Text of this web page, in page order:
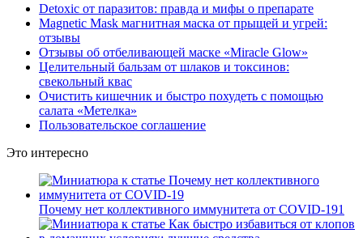
Detoxic от паразитов: правда и мифы о препарате
Magnetic Mask магнитная маска от прыщей и угрей:
отзывы
Отзывы об отбеливающей маске «Miracle Glow»
Целительный бальзам от шлаков и токсинов:
свекольный квас
Очистить кишечник и быстро похудеть с помощью
салата «Метелка»
Пользовательское соглашение
Это интересно
Почему нет коллективного иммунитета от COVID-191